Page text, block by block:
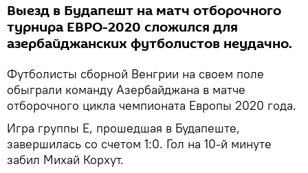
Выезд в Будапешт на матч отборочного
турнира ЕВРО-2020 сложился для
азербайджанских футболистов неудачно.
Футболисты сборной Венгрии на своем поле
обыграли команду Азербайджана в матче
отборочного цикла чемпионата Европы 2020 года.
Игра группы Е, прошедшая в Будапеште,
завершилась со счетом 1:0. Гол на 10-й минуте
забил Михай Корхут.